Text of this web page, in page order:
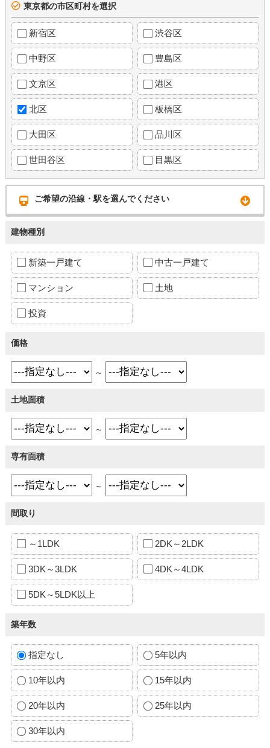
東京都の市区町村を選択
新宿区 渋谷区
中野区 豊島区
文京区 港区
北区 板橋区
大田区 品川区
世田谷区 目黒区
ご希望の沿線・駅を選んでください
建物種別
新築一戸建て 中古一戸建て
マンション 土地
投資
価格
～
土地面積
～
専有面積
～
間取り
～1LDK 2DK～2LDK
3DK～3LDK 4DK～4LDK
5DK～5LDK以上
築年数
指定なし 5年以内
10年以内 15年以内
20年以内 25年以内
30年以内